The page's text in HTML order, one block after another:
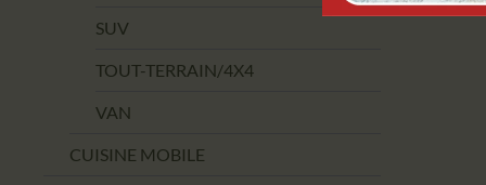
SUV
TOUT-TERRAIN/4X4
VAN
CUISINE MOBILE